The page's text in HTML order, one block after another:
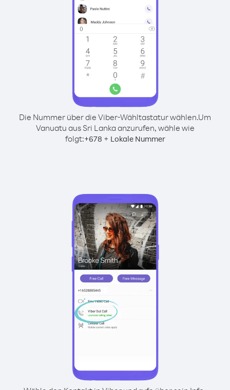
Die Nummer über die Viber-Wähltastatur wählen.Um
Vanuatu aus Sri Lanka anzurufen, wähle wie
folgt:+678 + Lokale Nummer